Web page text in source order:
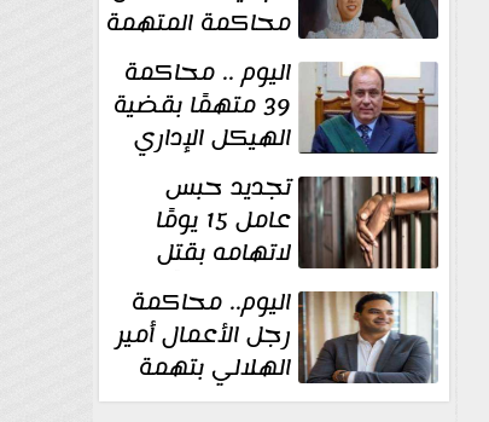
محاكمة المتهمة
بقتل عروس
بورسعيد اليوم .. محاكمة
39 متهمًا بقضية
الهيكل الإداري
للإخوان
تجديد حبس
عامل 15 يومًا
لاتهامه بقتل
زوجته طعنًا
داخل مسكنهما بشبرا...
اليوم.. محاكمة
رجل الأعمال أمير
الهلالي بتهمة
غسل الأموال